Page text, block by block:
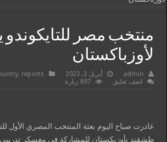
منتخب مصر للتايكوندو
لأوزباكستان
admin أبريل 3, 2023 , reports
اضف تعليق
897 زيارة
غادرت صباح اليوم بعثة المنتخب المصري الأول
طشقند بأوزبكستان للمشاركة في معسكر